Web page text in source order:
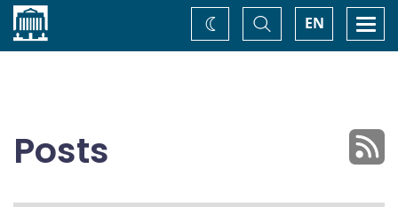
Accueil EN
Basculer
la
recherche
Changez
de
Posts